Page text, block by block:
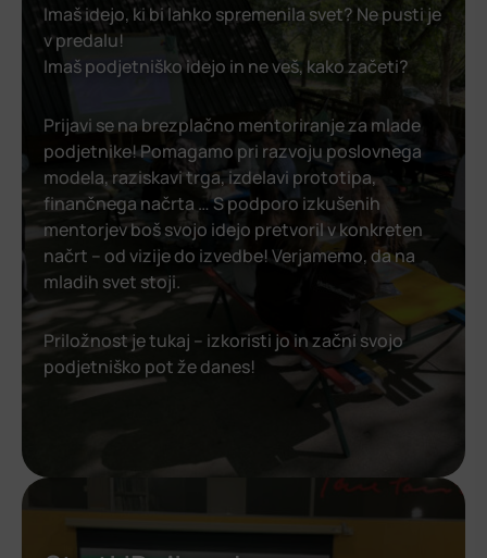
Imaš idejo, ki bi lahko spremenila svet? Ne pusti je
v predalu!
Imaš podjetniško idejo in ne veš, kako začeti?
Prijavi se na brezplačno mentoriranje za mlade
podjetnike! Pomagamo pri razvoju poslovnega
modela, raziskavi trga, izdelavi prototipa,
finančnega načrta … S podporo izkušenih
mentorjev boš svojo idejo pretvoril v konkreten
načrt – od vizije do izvedbe! Verjamemo, da na
mladih svet stoji.
Priložnost je tukaj – izkoristi jo in začni svojo
podjetniško pot že danes!